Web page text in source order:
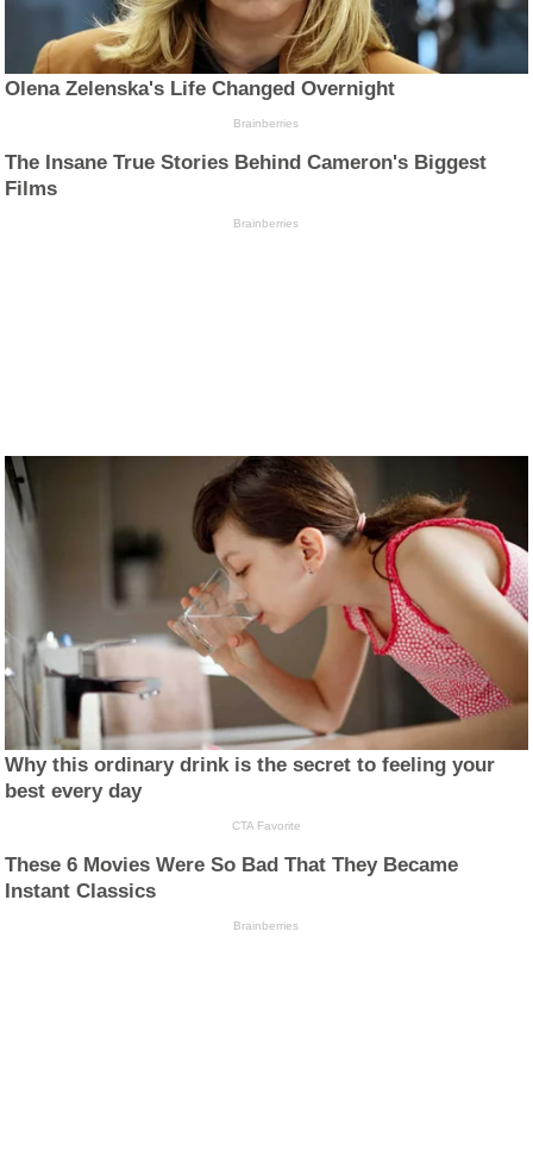
Olena Zelenska's Life Changed Overnight
Brainberries
The Insane True Stories Behind Cameron's Biggest
Films
Brainberries
Why this ordinary drink is the secret to feeling your
best every day
CTA Favorite
These 6 Movies Were So Bad That They Became
Instant Classics
Brainberries